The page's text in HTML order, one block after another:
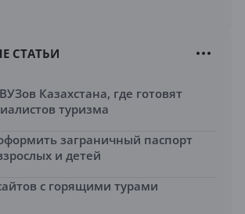
СТАТЬИ
Казахстана, где готовят
туризма
заграничный паспорт
и детей
с горящими турами